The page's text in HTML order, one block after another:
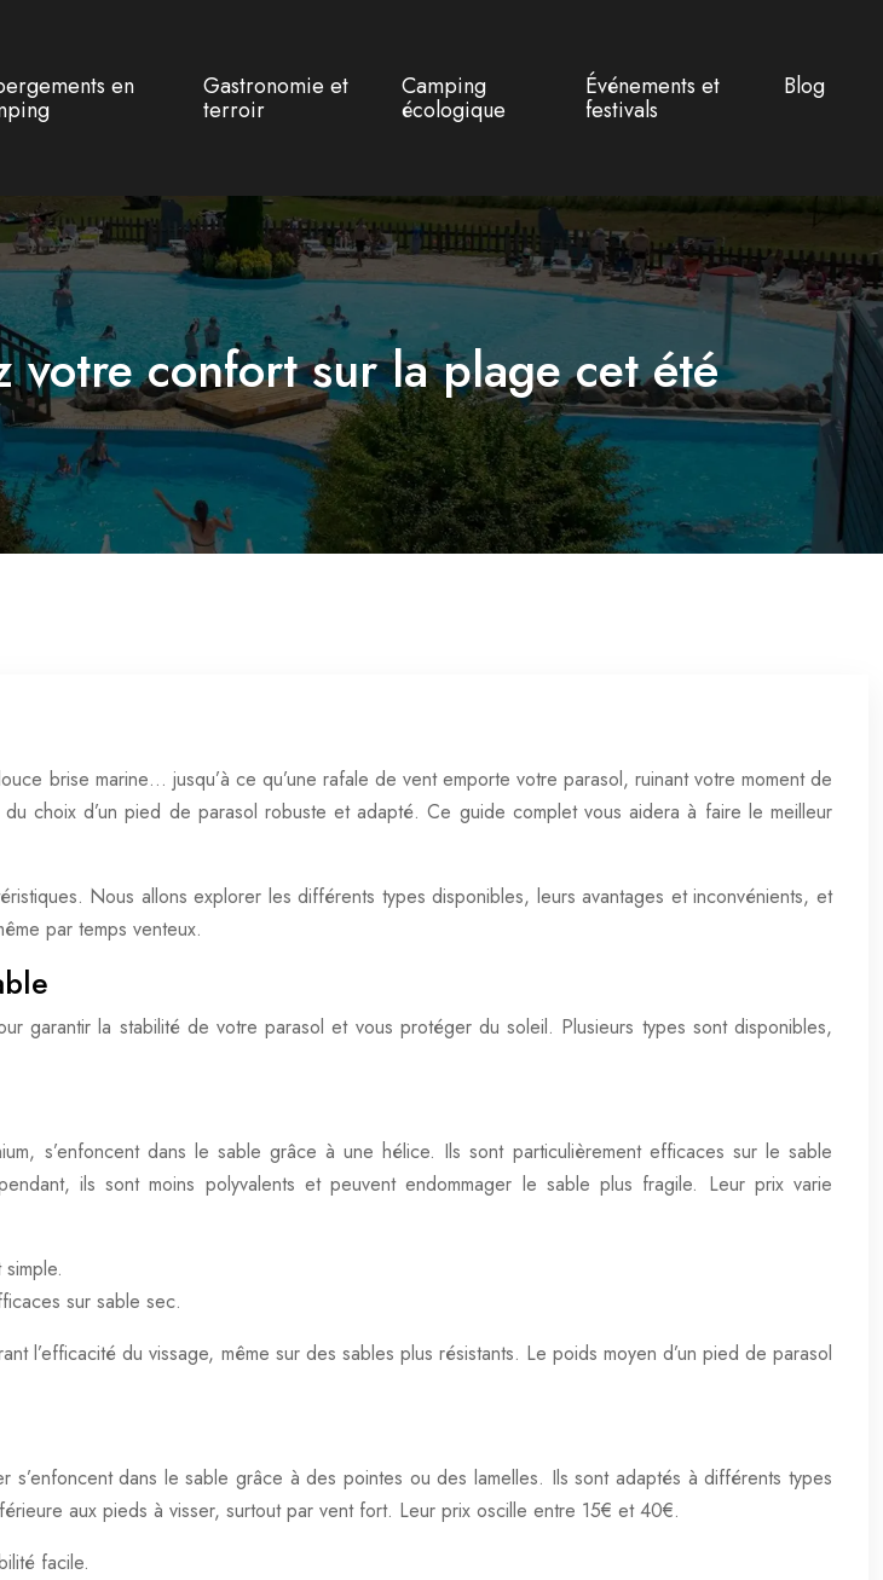
en Gastronomie et
terroir
Camping
écologique
Événements et
festivals
Blog
votre confort sur la plage cet été
brise marine… jusqu’à ce qu’une rafale de vent emporte votre parasol, ruinant votre moment de
choix d’un pied de parasol robuste et adapté. Ce guide complet vous aidera à faire le meilleur
Nous allons explorer les différents types disponibles, leurs avantages et inconvénients, et
par temps venteux.
garantir la stabilité de votre parasol et vous protéger du soleil. Plusieurs types sont disponibles,
s’enfoncent dans le sable grâce à une hélice. Ils sont particulièrement efficaces sur le sable
ils sont moins polyvalents et peuvent endommager le sable plus fragile. Leur prix varie
sur sable sec.
l’efficacité du vissage, même sur des sables plus résistants. Le poids moyen d’un pied de parasol
dans le sable grâce à des pointes ou des lamelles. Ils sont adaptés à différents types
aux pieds à visser, surtout par vent fort. Leur prix oscille entre 15€ et 40€.
facile.